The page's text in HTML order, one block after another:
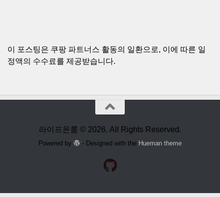
이 포스팅은 쿠팡 파트너스 활동의 일환으로, 이에 따른 일
정액의 수수료를 제공받습니다.
라이프온룸 © 2026. All Rights Reserved.
Powered by - Designed with the Hueman theme